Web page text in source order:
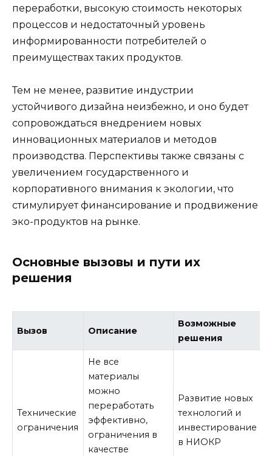
переработки, высокую стоимость некоторых
процессов и недостаточный уровень
информированности потребителей о
преимуществах таких продуктов.
Тем не менее, развитие индустрии
устойчивого дизайна неизбежно, и оно будет
сопровождаться внедрением новых
инновационных материалов и методов
производства. Перспективы также связаны с
увеличением государственного и
корпоративного внимания к экологии, что
стимулирует финансирование и продвижение
эко-продуктов на рынке.
Основные вызовы и пути их
решения
Вызов Описание
Возможные
решения
Технические
ограничения
Не все
материалы
можно
переработать
эффективно,
ограничения в
качестве
Развитие новых
технологий и
инвестирование
в НИОКР